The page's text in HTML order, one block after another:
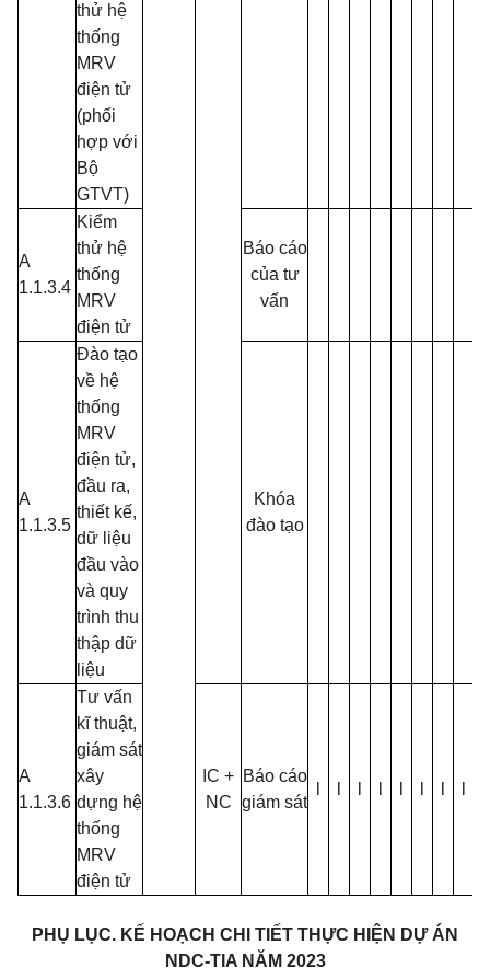
thử hệ
thống
MRV
điện tử
(phối
hợp với
Bộ
GTVT)
A
1.1.3.4
Kiểm
thử hệ
thống
MRV
điện tử
Báo cáo
của tư
vấn
A
1.1.3.5
Đào tạo
về hệ
thống
MRV
điện tử,
đầu ra,
thiết kế,
dữ liệu
đầu vào
và quy
trình thu
thập dữ
liệu
Khóa
đào tạo
A
1.1.3.6
Tư vấn
kĩ thuật,
giám sát
xây
dựng hệ
thống
MRV
điện tử
IC +
NC
Báo cáo
giám sát
PHỤ LỤC. KẾ HOẠCH CHI TIẾT THỰC HIỆN DỰ ÁN
NDC-TIA NĂM 2023